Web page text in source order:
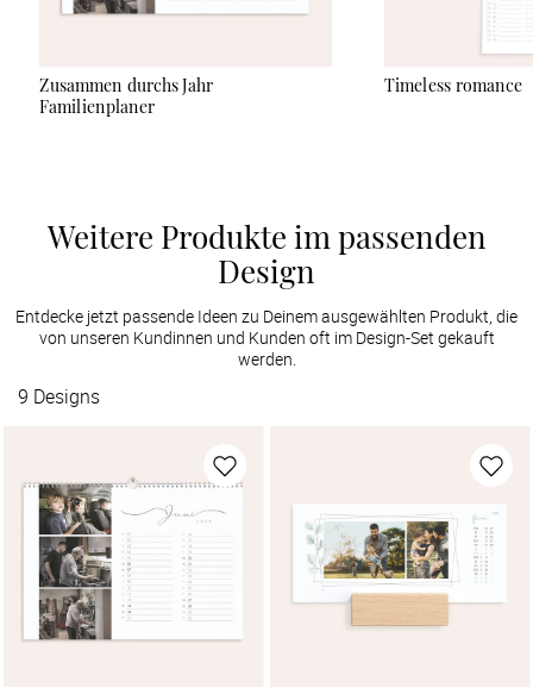
Zusammen durchs Jahr
Familienplaner
Timeless romance
Weitere Produkte im passenden
Design
Entdecke jetzt passende Ideen zu Deinem ausgewählten Produkt, die
von unseren Kundinnen und Kunden oft im Design-Set gekauft
werden.
9 Designs